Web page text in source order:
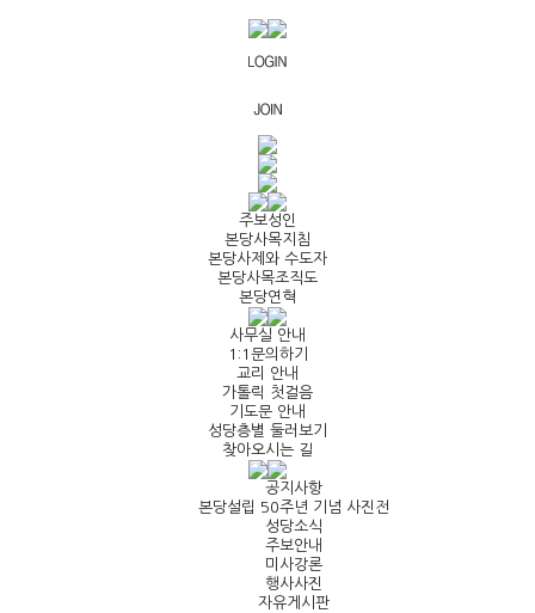
주보성인
본당사목지침
본당사제와 수도자
본당사목조직도
본당연혁
사무실 안내
1:1문의하기
교리 안내
가톨릭 첫걸음
기도문 안내
성당층별 둘러보기
찾아오시는 길
공지사항
본당설립 50주년 기념 사진전
성당소식
주보안내
미사강론
행사사진
자유게시판